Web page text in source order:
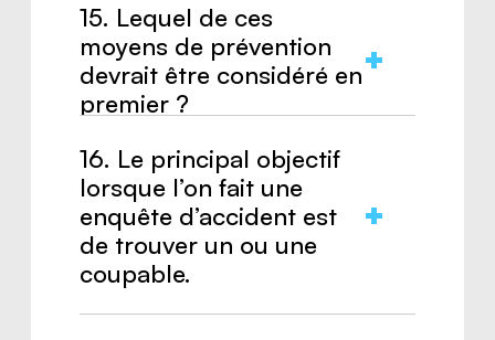
précautions pour prévenir les
accidents (prévoyance, efficacité,
autorité).
15. Lequel de ces
moyens de prévention
devrait être considéré en
premier ?
Réponse :Éliminer le danger à la
source.
16. Le principal objectif
lorsque l’on fait une
enquête d’accident est
de trouver un ou une
coupable.